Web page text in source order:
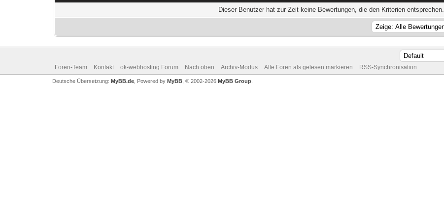
Dieser Benutzer hat zur Zeit keine Bewertungen, die den Kriterien entsprechen.
Foren-Team Kontakt ok-webhosting Forum Nach oben Archiv-Modus Alle Foren als gelesen markieren RSS-Synchronisation
Deutsche Übersetzung: MyBB.de, Powered by MyBB, © 2002-2026 MyBB Group.